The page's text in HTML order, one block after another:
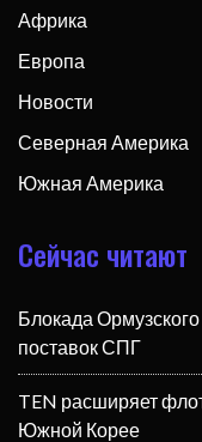
Африка
Европа
Новости
Северная Америка
Южная Америка
Сейчас читают
Блокада
поставок СПГ
TEN расширяет
Южной Корее